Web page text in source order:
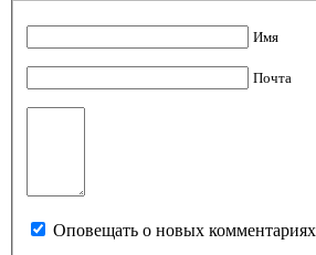
Имя
Почта
Оповещать о новых комментариях